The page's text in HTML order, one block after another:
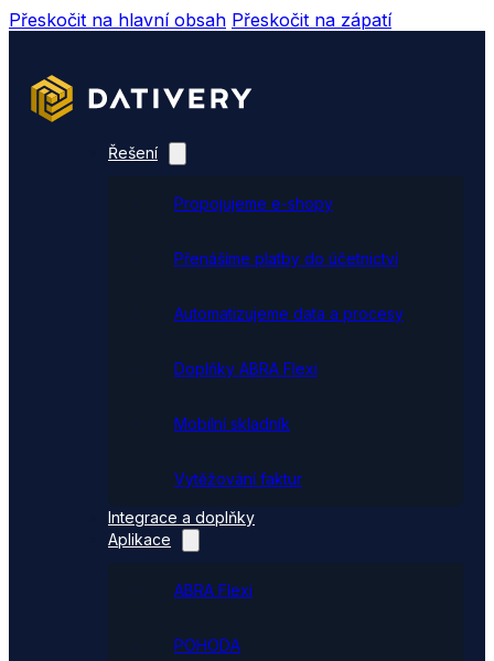
Přeskočit na hlavní obsah Přeskočit na zápatí
Řešení
Propojujeme e-shopy
Přenášíme platby do účetnictví
Automatizujeme data a procesy
Doplňky ABRA Flexi
Mobilní skladník
Vytěžování faktur
Integrace a doplňky
Aplikace
ABRA Flexi
POHODA